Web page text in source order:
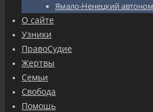
Ямало-Ненецкий
О сайте
Узники
ПравоСудие
Жертвы
Семьи
Свобода
Помощь